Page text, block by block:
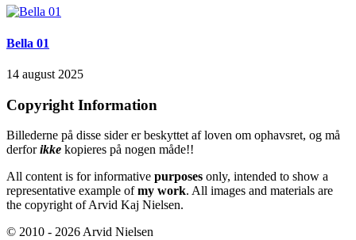
Bella 01
14 august 2025
Copyright Information
Billederne på disse sider er beskyttet af loven om ophavsret, og må
derforikke kopieres på nogen måde!!
All content is for informative purposes only, intended to show a
representative example ofmy work. All images and materials are
the copyright of Arvid Kaj Nielsen.
© 2010 - 2026 Arvid Nielsen